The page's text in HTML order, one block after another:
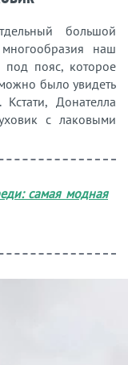
большой
наш
под пояс, которое
было увидеть
Донателла
с лаковыми
самая модная